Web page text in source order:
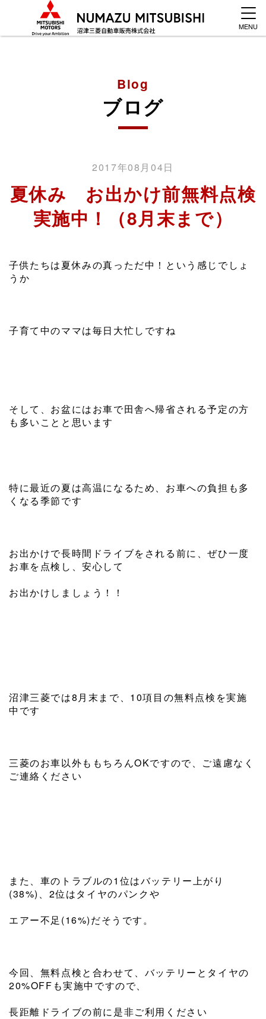
MENU
Blog
ブログ
2017年08月04日
夏休み お出かけ前無料点検
実施中！（8月末まで）
子供たちは夏休みの真っただ中！という感じでしょ
うか
子育て中のママは毎日大忙しですね
そして、お盆にはお車で田舎へ帰省される予定の方
も多いことと思います
特に最近の夏は高温になるため、お車への負担も多
くなる季節です
お出かけで長時間ドライブをされる前に、ぜひ一度
お車を点検し、安心して
お出かけしましょう！！
沼津三菱では8月末まで、10項目の無料点検を実施
中です
三菱のお車以外ももちろんOKですので、ご遠慮なく
ご連絡ください
また、車のトラブルの1位はバッテリー上がり
(38%)、2位はタイヤのパンクや
エアー不足(16%)だそうです。
今回、無料点検と合わせて、バッテリーとタイヤの
20%OFFも実施中ですので、
長距離ドライブの前に是非ご利用ください